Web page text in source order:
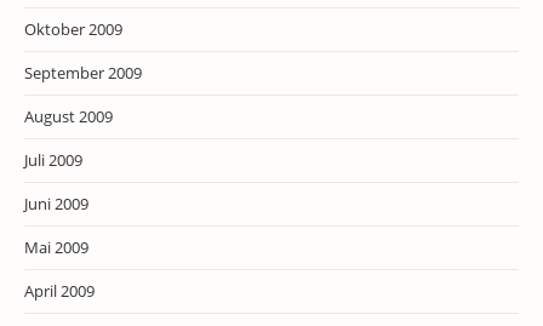
Oktober 2009
September 2009
August 2009
Juli 2009
Juni 2009
Mai 2009
April 2009